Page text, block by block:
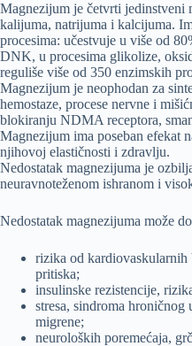
Magnezijum je četvrti jedinstveni
kalijuma, natrijuma i kalcijuma.
procesima: učestvuje u više od
DNK, u procesima glikolize,
reguliše više od 350 enzimskih
Magnezijum je neophodan za
hemostaze, procese nervne i
blokiranju NDMA receptora,
Magnezijum ima poseban efekat
njihovoj elastičnosti i zdravlju.
Nedostatak magnezijuma je
neuravnoteženom ishranom i
Nedostatak magnezijuma može
rizika od
pritiska;
insulinske rezistencije,
stresa, sindroma hroničnog
migrene;
neuroloških poremećaja,